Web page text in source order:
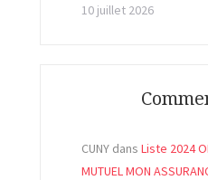
10 juillet 2026
CUNY dans Liste 2024
MUTUEL MON